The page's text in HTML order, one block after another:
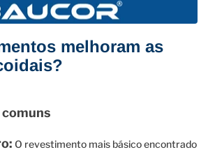
melhoram as
O revestimento mais básico encontrado